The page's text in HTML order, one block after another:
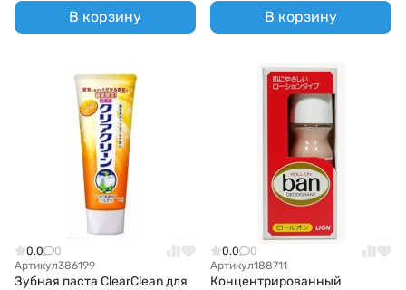
В корзину В корзину
0.0
0
Артикул386199
Зубная паста ClearClean для
0.0
0
Артикул188711
Концентрированный